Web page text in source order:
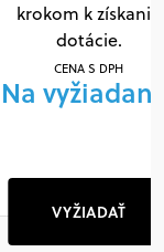
krokom k získaniu
dotácie.
CENA S DPH
Na
VYŽIADAŤ